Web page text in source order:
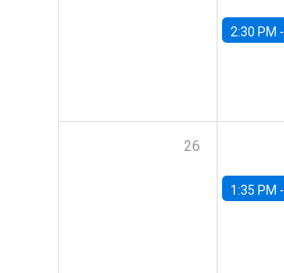
2:30 PM -
26
1:35 PM -